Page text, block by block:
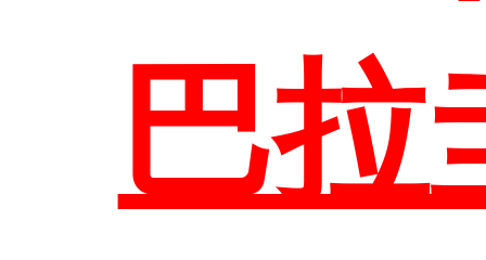
巴拉